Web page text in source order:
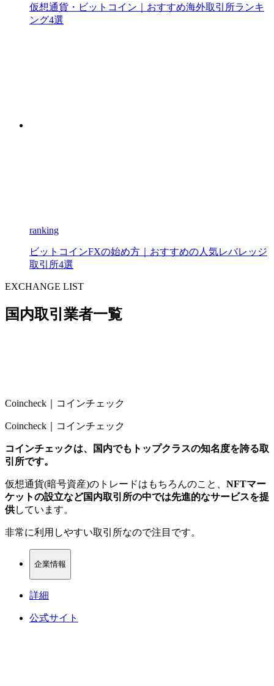
仮想通貨・ビットコイン｜おすすめ海外取引所ランキ
ング4選
ranking
ビットコインFXの始め方｜おすすめの人気レバレッジ
取引所4選
EXCHANGE LIST
国内取引業者一覧
Coincheck｜コインチェック
Coincheck｜コインチェック
コインチェックは、国内でもトップクラスの知名度を誇る取
引所です。
仮想通貨(暗号資産)のトレードはもちろんのこと、 NFTマー
ケットの設立など国内取引所の中では先進的なサービスを提
供しています。
非常に利用しやすい取引所なので注目です。
企業情報
詳細
公式サイト